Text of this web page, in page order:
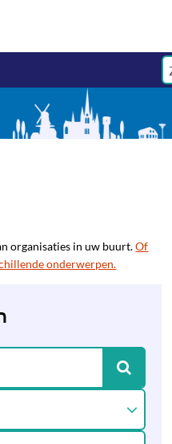
organisaties in uw buurt.Of
onderwerpen.